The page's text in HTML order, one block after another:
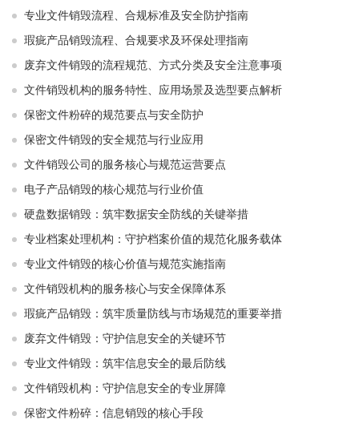
专业文件销毁流程、合规标准及安全防护指南
瑕疵产品销毁流程、合规要求及环保处理指南
废弃文件销毁的流程规范、方式分类及安全注意事项
文件销毁机构的服务特性、应用场景及选型要点解析
保密文件粉碎的规范要点与安全防护
保密文件销毁的安全规范与行业应用
文件销毁公司的服务核心与规范运营要点
电子产品销毁的核心规范与行业价值
硬盘数据销毁：筑牢数据安全防线的关键举措
专业档案处理机构：守护档案价值的规范化服务载体
专业文件销毁的核心价值与规范实施指南
文件销毁机构的服务核心与安全保障体系
瑕疵产品销毁：筑牢质量防线与市场规范的重要举措
废弃文件销毁：守护信息安全的关键环节
专业文件销毁：筑牢信息安全的最后防线
文件销毁机构：守护信息安全的专业屏障
保密文件粉碎：信息销毁的核心手段